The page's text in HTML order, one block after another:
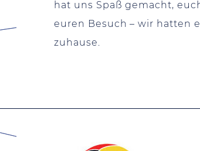
hat uns Spaß gemacht,
euren Besuch – wir hatten
zuhause.